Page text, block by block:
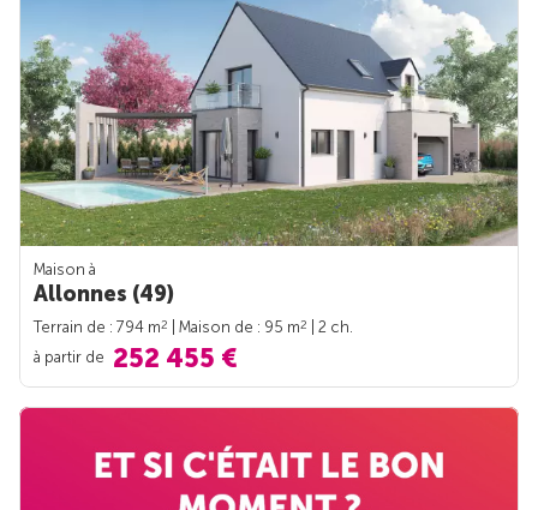
Maison à
Allonnes (49)
Terrain de : 794 m2 | Maison de : 95 m2
| 2 ch.
à partir de 252 455 €